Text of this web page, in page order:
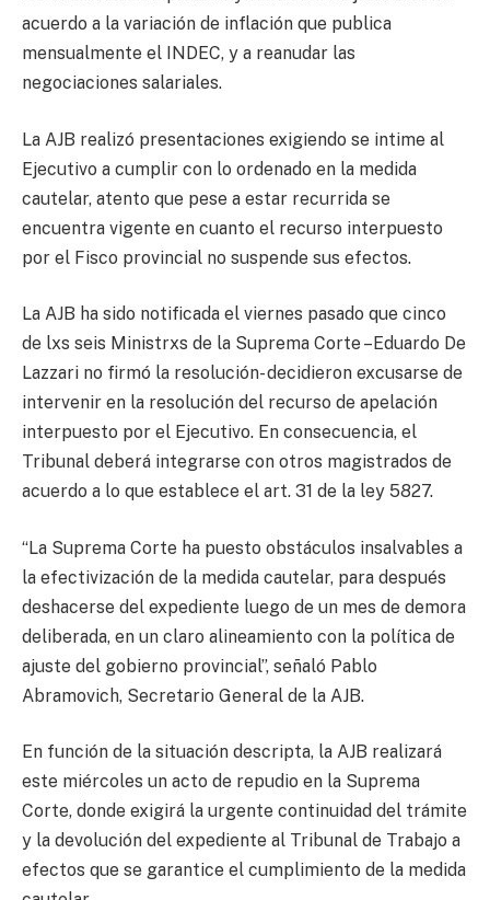
acuerdo a la variación de inflación que publica
mensualmente el INDEC, y a reanudar las
negociaciones salariales.
La AJB realizó presentaciones exigiendo se intime al
Ejecutivo a cumplir con lo ordenado en la medida
cautelar, atento que pese a estar recurrida se
encuentra vigente en cuanto el recurso interpuesto
por el Fisco provincial no suspende sus efectos.
La AJB ha sido notificada el viernes pasado que cinco
de lxs seis Ministrxs de la Suprema Corte –Eduardo De
Lazzari no firmó la resolución- decidieron excusarse de
intervenir en la resolución del recurso de apelación
interpuesto por el Ejecutivo. En consecuencia, el
Tribunal deberá integrarse con otros magistrados de
acuerdo a lo que establece el art. 31 de la ley 5827.
“La Suprema Corte ha puesto obstáculos insalvables a
la efectivización de la medida cautelar, para después
deshacerse del expediente luego de un mes de demora
deliberada, en un claro alineamiento con la política de
ajuste del gobierno provincial”, señaló Pablo
Abramovich, Secretario General de la AJB.
En función de la situación descripta, la AJB realizará
este miércoles un acto de repudio en la Suprema
Corte, donde exigirá la urgente continuidad del trámite
y la devolución del expediente al Tribunal de Trabajo a
efectos que se garantice el cumplimiento de la medida